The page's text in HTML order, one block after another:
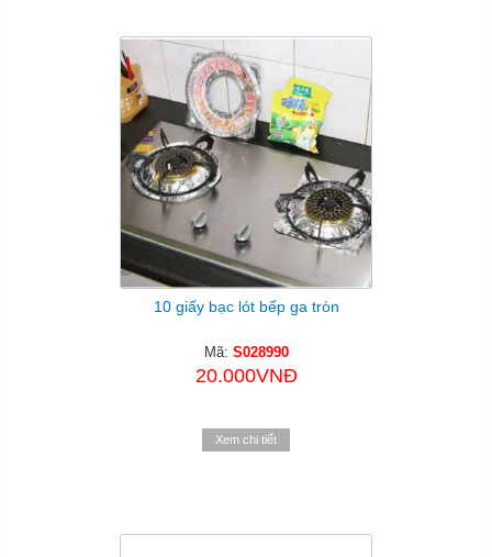
10 giấy bạc lót bếp ga tròn
Mã: S028990
20.000VNĐ
Xem chi tiết